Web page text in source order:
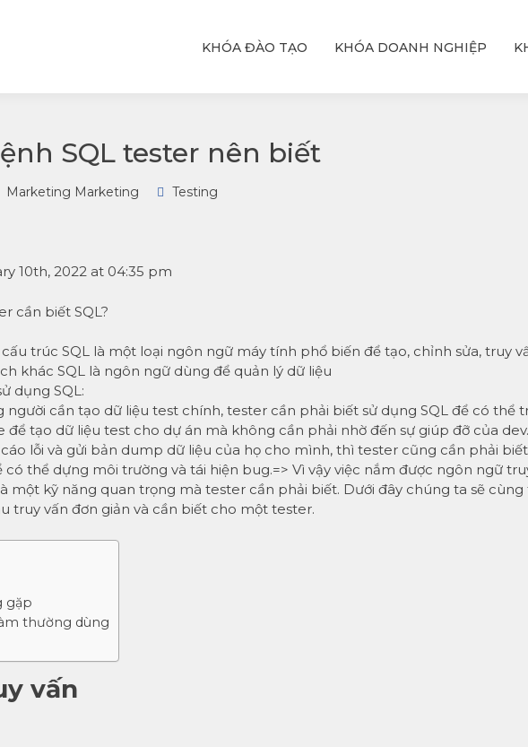
& AI INSIGHT
chứng khoán và doanh
KHÓA ĐÀO TẠO KHÓA DOANH NGHIỆP
SQL tester nên biết
Marketing Marketing Testing
10th, 2022 at 04:35 pm
cần biết SQL?
trúc SQL là một loại ngôn ngữ máy tính phổ biến để tạo, chỉnh sửa, truy
khác SQL là ngôn ngữ dùng để quản lý dữ liệu
dụng SQL:
người cần tạo dữ liệu test chính, tester cần phải biết sử dụng SQL để có thể
để tạo dữ liệu test cho dự án mà không cần phải nhờ đến sự giúp đỡ của dev.
lỗi và gửi bản dump dữ liệu của họ cho mình, thì tester cũng cần phải
có thể dựng môi trường và tái hiện bug.=> Vì vậy việc nắm được ngôn ngữ
một kỹ năng quan trọng mà tester cần phải biết. Dưới đây chúng ta sẽ cùng
truy vấn đơn giản và cần biết cho một tester.
gặp
thường dùng
vấn